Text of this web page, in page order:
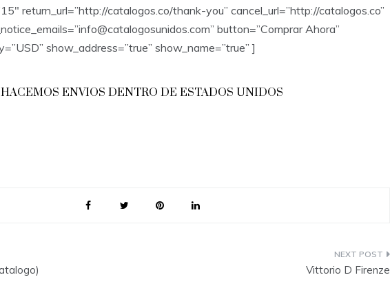
return_url=”http://catalogos.co/thank-you” cancel_url=”http://catalogos.co”
button=”Comprar Ahora”
show_address=”true” show_name=”true” ]
ENVIOS DENTRO DE ESTADOS UNIDOS
Vittorio D Firenze